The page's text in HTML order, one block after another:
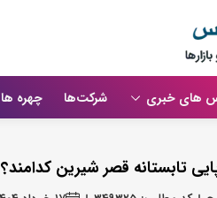
های خبری شرکت‌ها چهره ها
تابستانه قصر شیرین کدامند؟